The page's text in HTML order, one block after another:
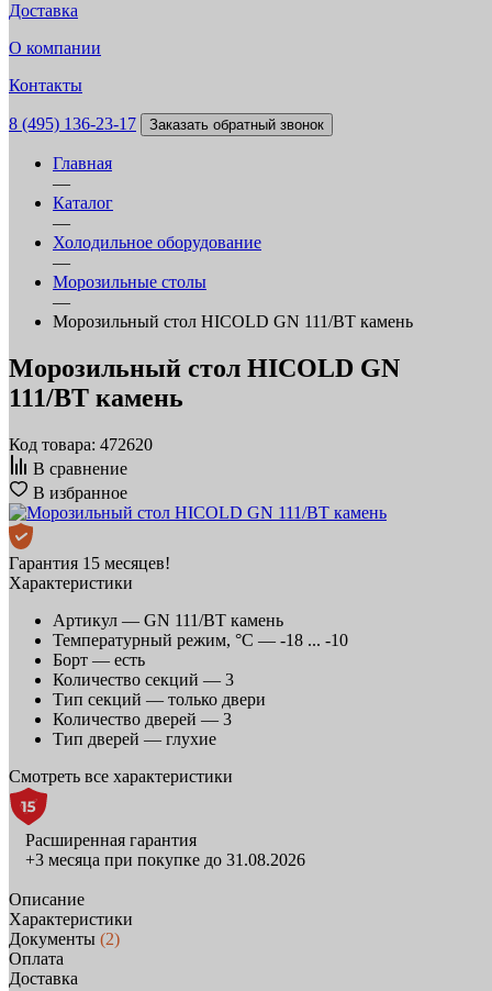
Доставка
О компании
Контакты
8 (495) 136-23-17 Заказать обратный звонок
Главная
—
Каталог
—
Холодильное оборудование
—
Морозильные столы
—
Морозильный стол HICOLD GN 111/BT камень
Морозильный стол HICOLD GN
111/BT камень
Код товара: 472620
В сравнение
В избранное
Гарантия 15 месяцев!
Характеристики
Артикул — GN 111/BT камень
Температурный режим, °C — -18 ... -10
Борт — есть
Количество секций — 3
Тип секций — только двери
Количество дверей — 3
Тип дверей — глухие
Смотреть все характеристики
Расширенная гарантия
+3 месяца при покупке до 31.08.2026
Описание
Характеристики
Документы (2)
Оплата
Доставка